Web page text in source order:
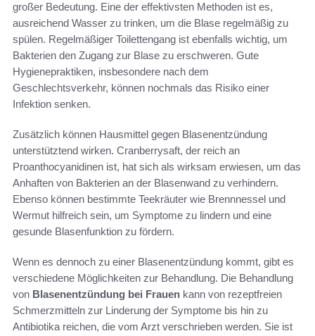
großer Bedeutung. Eine der effektivsten Methoden ist es,
ausreichend Wasser zu trinken, um die Blase regelmäßig zu
spülen. Regelmäßiger Toilettengang ist ebenfalls wichtig, um
Bakterien den Zugang zur Blase zu erschweren. Gute
Hygienepraktiken, insbesondere nach dem
Geschlechtsverkehr, können nochmals das Risiko einer
Infektion senken.
Zusätzlich können Hausmittel gegen Blasenentzündung
unterstütztend wirken. Cranberrysaft, der reich an
Proanthocyanidinen ist, hat sich als wirksam erwiesen, um das
Anhaften von Bakterien an der Blasenwand zu verhindern.
Ebenso können bestimmte Teekräuter wie Brennnessel und
Wermut hilfreich sein, um Symptome zu lindern und eine
gesunde Blasenfunktion zu fördern.
Wenn es dennoch zu einer Blasenentzündung kommt, gibt es
verschiedene Möglichkeiten zur Behandlung. Die Behandlung
von Blasenentzündung bei Frauen kann von rezeptfreien
Schmerzmitteln zur Linderung der Symptome bis hin zu
Antibiotika reichen, die vom Arzt verschrieben werden. Sie ist